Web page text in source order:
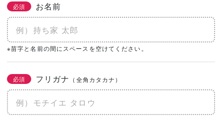
必須 お名前
※苗字と名前の間にスペースを空けてください。
必須 フリガナ （全角カタカナ）